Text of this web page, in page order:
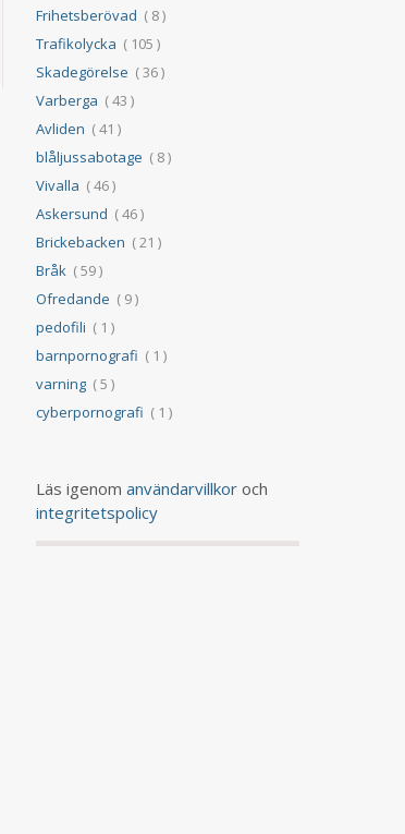
Frihetsberövad ( 8 )
Trafikolycka ( 105 )
Skadegörelse ( 36 )
Varberga ( 43 )
Avliden ( 41 )
blåljussabotage ( 8 )
Vivalla ( 46 )
Askersund ( 46 )
Brickebacken ( 21 )
Bråk( 59 )
Ofredande ( 9 )
pedofili ( 1 )
barnpornografi ( 1 )
varning( 5 )
cyberpornografi ( 1 )
Läs igenom användarvillkoroch
integritetspolicy